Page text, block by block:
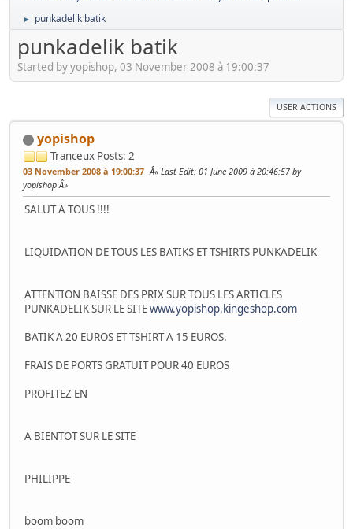
► punkadelik batik
punkadelik batik
Started by yopishop, 03 November 2008 à 19:00:37
USER ACTIONS
yopishop
Tranceux Posts: 2
03 November 2008 à 19:00:37 Last Edit: 01 June 2009 à 20:46:57 by
yopishop
SALUT A TOUS !!!!
LIQUIDATION DE TOUS LES BATIKS ET TSHIRTS PUNKADELIK
ATTENTION BAISSE DES PRIX SUR TOUS LES ARTICLES
PUNKADELIK SUR LE SITEwww.yopishop.kingeshop.com
BATIK A 20 EUROS ET TSHIRT A 15 EUROS.
FRAIS DE PORTS GRATUIT POUR 40 EUROS
PROFITEZ EN
A BIENTOT SUR LE SITE
PHILIPPE
boom boom